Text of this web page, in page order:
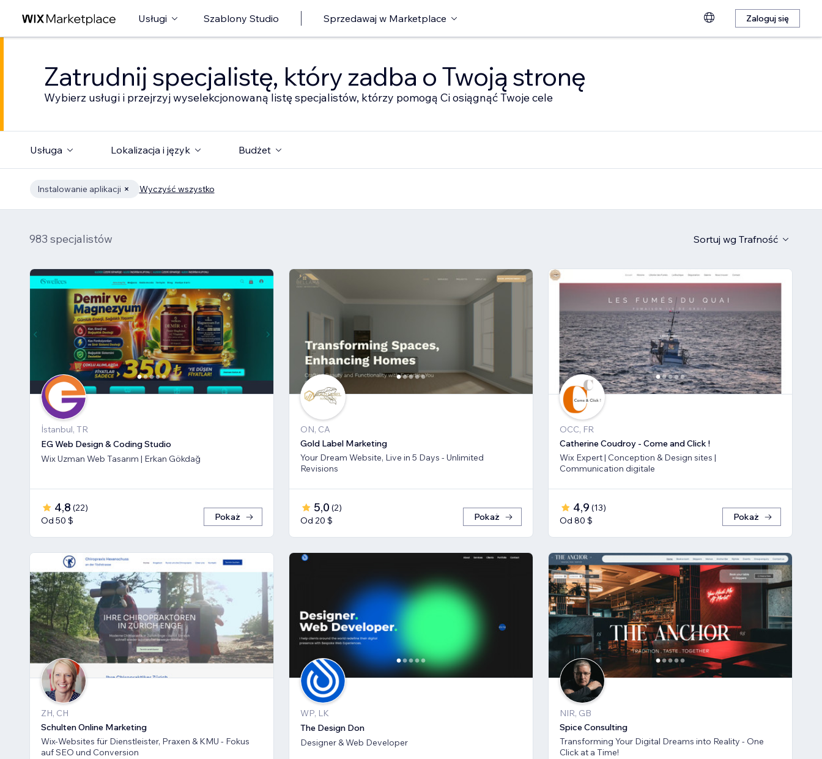
Usługi Szablony Studio Sprzedawaj w Marketplace Zaloguj się
Zatrudnij specjalistę, który zadba o Twoją stronę
Wybierz usługi i przejrzyj wyselekcjonowaną listę specjalistów, którzy pomogą Ci osiągnąć Twoje cele
Usługa Lokalizacja i język Budżet
Instalowanie aplikacji Wyczyść wszystko
983 specjalistów Sortuj wg Trafność
İstanbul, TR
EG Web Design & Coding Studio
Wix Uzman Web Tasarım | Erkan Gökdağ
4,8 (22)
Od 50 $
Pokaż
ON, CA
Gold Label Marketing
Your Dream Website, Live in 5 Days - Unlimited
Revisions
5,0 (2)
Od 20 $
Pokaż
OCC, FR
Catherine Coudroy - Come and Click !
Wix Expert | Conception & Design sites |
Communication digitale
4,9 (13)
Od 80 $
Pokaż
ZH, CH
Schulten Online Marketing
Wix-Websites für Dienstleister, Praxen & KMU - Fokus
auf SEO und Conversion
WP, LK
The Design Don
Designer & Web Developer
NIR, GB
Spice Consulting
Transforming Your Digital Dreams into Reality - One
Click at a Time!